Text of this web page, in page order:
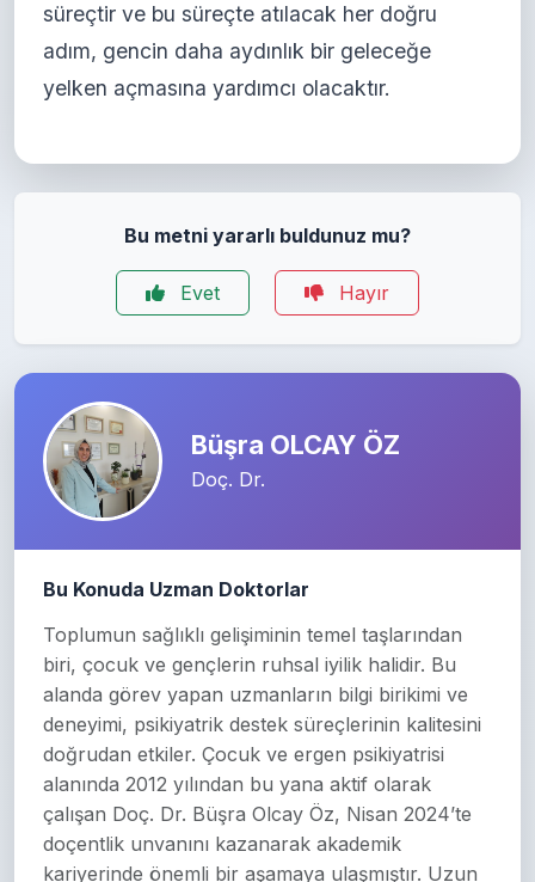
süreçtir ve bu süreçte atılacak her doğru
adım, gencin daha aydınlık bir geleceğe
yelken açmasına yardımcı olacaktır.
Bu metni yararlı buldunuz mu?
Evet Hayır
Büşra OLCAY ÖZ
Doç. Dr.
Bu Konuda Uzman Doktorlar
Toplumun sağlıklı gelişiminin temel taşlarından
biri, çocuk ve gençlerin ruhsal iyilik halidir. Bu
alanda görev yapan uzmanların bilgi birikimi ve
deneyimi, psikiyatrik destek süreçlerinin kalitesini
doğrudan etkiler. Çocuk ve ergen psikiyatrisi
alanında 2012 yılından bu yana aktif olarak
çalışan Doç. Dr. Büşra Olcay Öz, Nisan 2024’te
doçentlik unvanını kazanarak akademik
kariyerinde önemli bir aşamaya ulaşmıştır. Uzun